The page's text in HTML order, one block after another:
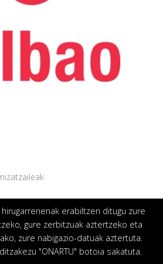
erabiltzen ditugu zure
gure zerbitzuak aztertzeko eta
zure nabigazio-datuak aztertuta.
"ONARTU" botoia sakatuta.